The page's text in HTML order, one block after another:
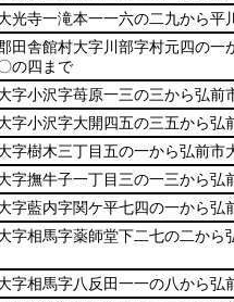
光寺一滝本一一六の二九から平
田舎館村大字川部字村元四の一
の四まで
字小沢字苺原一三の三から弘前
字小沢字大開四五の三五から弘
字樹木三丁目五の一から弘前市
字撫牛子一丁目三の一三から弘
字藍内字関ケ平七四の一から弘
字相馬字薬師堂下二七の二から
字相馬字八反田一一の八から弘